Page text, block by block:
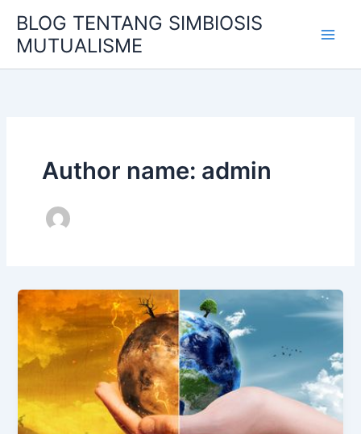
content
BLOG TENTANG SIMBIOSIS
MUTUALISME
Author name: admin